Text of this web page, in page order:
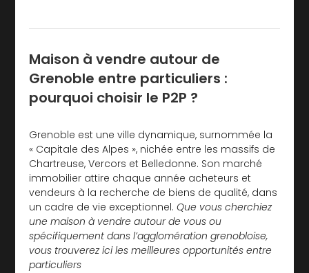
Maison à vendre autour de
Grenoble entre particuliers :
pourquoi choisir le P2P ?
Grenoble est une ville dynamique, surnommée la
« Capitale des Alpes », nichée entre les massifs de
Chartreuse, Vercors et Belledonne. Son marché
immobilier attire chaque année acheteurs et
vendeurs à la recherche de biens de qualité, dans
un cadre de vie exceptionnel.Que vous cherchiez
une maison à vendre autour de vous ou
spécifiquement dans l’agglomération grenobloise,
vous trouverez ici les meilleures opportunités entre
particuliers